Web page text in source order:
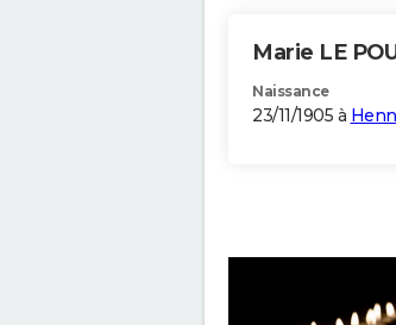
Marie LE
Naissance
23/11/1905 à